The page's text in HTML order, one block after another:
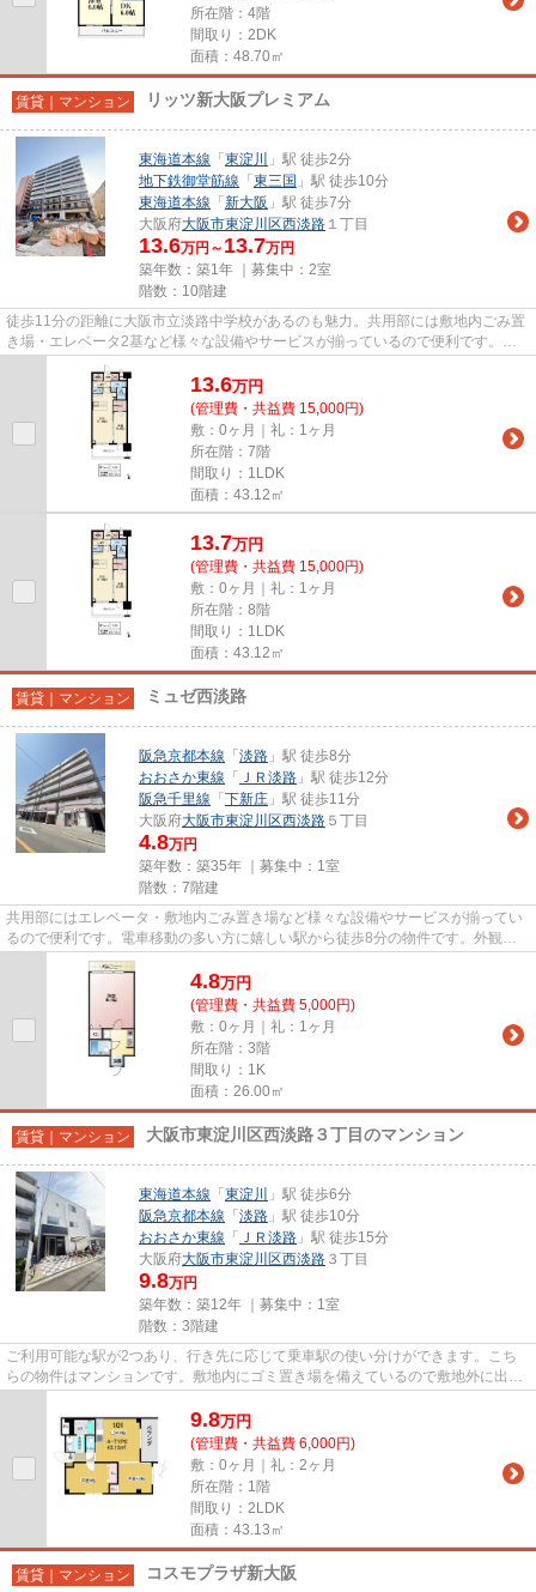
所在階：4階
間取り：2DK
面積：48.70㎡
賃貸｜マンション リッツ新大阪プレミアム
東海道本線 「 東淀川
」駅 徒歩2分
地下鉄御堂筋線 「 東三国 」駅 徒歩10分
東海道本線 「 新大阪 」駅 徒歩7分
大阪府大阪市東淀川区西淡路 １丁目
13.6万円～ 13.7万円
築年数：築1年 ｜募集中： 2室
階数：10階建
徒歩11分の距離に大阪市立淡路中学校があるのも魅力。共用部には敷地内ごみ置
き場・エレベータ2基など様々な設備やサービスが揃っているので便利です。地
上10階建てのマンションです。...
13.6万円
(管理費・共益費 15,000円)
敷：0ヶ月｜礼：1ヶ月
所在階：7階
間取り：1LDK
面積：43.12㎡
13.7万円
(管理費・共益費 15,000円)
敷：0ヶ月｜礼：1ヶ月
所在階：8階
間取り：1LDK
面積：43.12㎡
賃貸｜マンション ミュゼ西淡路
阪急京都本線 「 淡路 」駅 徒歩8分
おおさか東線 「 ＪＲ淡路 」駅 徒歩12分
阪急千里線 「 下新庄 」駅 徒歩11分
大阪府大阪市東淀川区西淡路 ５丁目
4.8万円
築年数：築35年 ｜募集中： 1室
階数：7階建
共用部にはエレベータ・敷地内ごみ置き場など様々な設備やサービスが揃ってい
るので便利です。電車移動の多い方に嬉しい駅から徒歩8分の物件です。外観タ
イル張りの物件は、素敵でオシ...
4.8万円
(管理費・共益費 5,000円)
敷：0ヶ月｜礼：1ヶ月
所在階：3階
間取り：1K
面積：26.00㎡
賃貸｜マンション 大阪市東淀川区西淡路３丁目のマンション
東海道本線 「 東淀川
」駅 徒歩6分
阪急京都本線 「 淡路 」駅 徒歩10分
おおさか東線 「 ＪＲ淡路 」駅 徒歩15分
大阪府大阪市東淀川区西淡路 ３丁目
9.8万円
築年数：築12年 ｜募集中： 1室
階数：3階建
ご利用可能な駅が2つあり、行き先に応じて乗車駅の使い分けができます。こち
らの物件はマンションです。敷地内にゴミ置き場を備えているので敷地外に出る
9.8万円
(管理費・共益費 6,000円)
敷：0ヶ月｜礼：2ヶ月
所在階：1階
間取り：2LDK
面積：43.13㎡
賃貸｜マンション コスモプラザ新大阪